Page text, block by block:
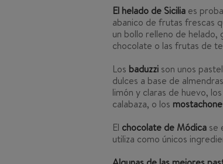
El helado de Sicilia es
abanico de frutas frescas
un bollo relleno de
chocolate o las frutas de
Los baduzzi son unos
dulces a base de
limón y claras de huevo, los
calabaza, o los
El chocolate de Módica se
utiliza como únicos